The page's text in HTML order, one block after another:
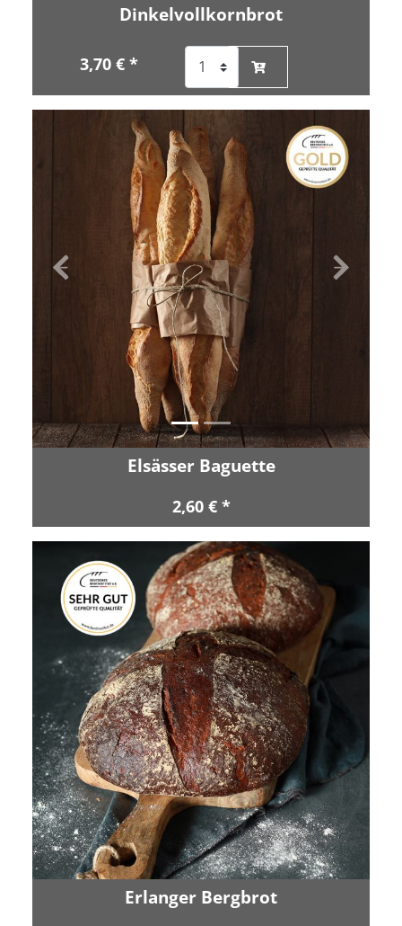
Dinkelvollkornbrot
3,70 € *
Zurück Vor
Elsässer Baguette
2,60 € *
Erlanger Bergbrot